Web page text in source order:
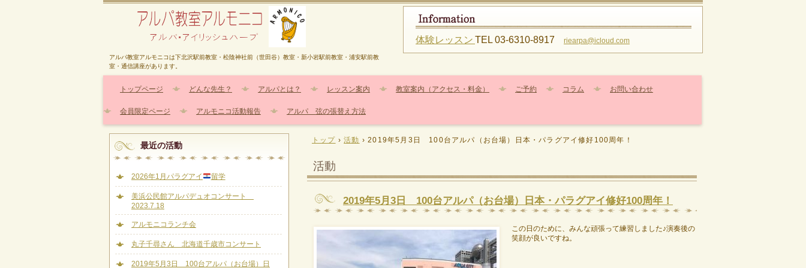
アルパ教室アルモニコは下北沢駅前教室・松陰神社前（世田谷）教室・新小岩駅前教室・浦安駅前教
室・通信講座があります。
体験レッスン TEL 03-6310-8917 riearpa@icloud.com
トップページ どんな先生？ アルパとは？ レッスン案内 教室案内（アクセス・料金） ご予約 コラム お問い合わせ
会員限定ページ アルモニコ活動報告 アルパ 弦の張替え方法
トップ ›活動 ›2019年5月3日 100台アルパ（お台場）日本・パラグアイ修好100周年！
活動
2019年5月3日 100台アルパ（お台場）日本・パラグアイ修好100周年！
この日のために、みんな頑張って練習しました♪演奏後の
笑顔が良いですね。
最近の活動
2026年1月パラグアイ 留学
美浜公民館アルパデュオコンサート
2023.7.18
アルモニコランチ会
丸子千尋さん 北海道千歳市コンサート
2019年5月3日 100台アルパ（お台場）日